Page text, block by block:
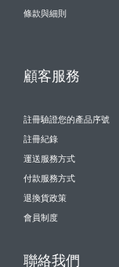
條款與細則
顧客服務
註冊驗證您的產品序號
註冊紀錄
運送服務方式
付款服務方式
退換貨政策
會員制度
聯絡我們